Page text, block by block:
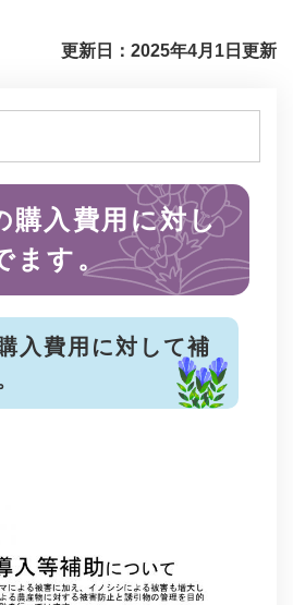
更新日：2025年4月1日更新
購入費用に対し
ます。
入費用に対して補